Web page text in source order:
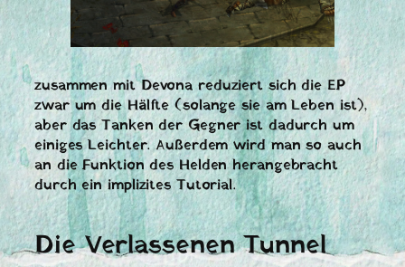
zusammen mit Devona reduziert sich die EP
zwar um die Hälfte (solange sie am Leben ist),
aber das Tanken der Gegner ist dadurch um
einiges Leichter. Außerdem wird man so auch
an die Funktion des Helden herangebracht
durch ein implizites Tutorial.
Die Verlassenen Tunnel